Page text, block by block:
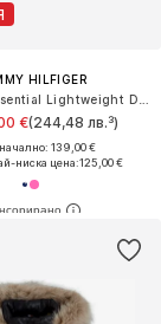
HILFIGER
€(244,48 лв.³)
139,00 €
ниска цена:125,00 €